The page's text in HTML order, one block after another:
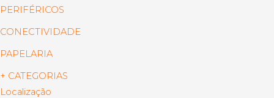
PERIFÉRICOS
CONECTIVIDADE
PAPELARIA
+ CATEGORIAS
Localização